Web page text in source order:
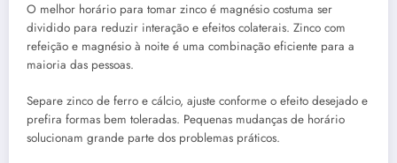
O melhor horário para tomar zinco é magnésio costuma ser
dividido para reduzir interação e efeitos colaterais. Zinco com
refeição e magnésio à noite é uma combinação eficiente para a
maioria das pessoas.
Separe zinco de ferro e cálcio, ajuste conforme o efeito desejado e
prefira formas bem toleradas. Pequenas mudanças de horário
solucionam grande parte dos problemas práticos.